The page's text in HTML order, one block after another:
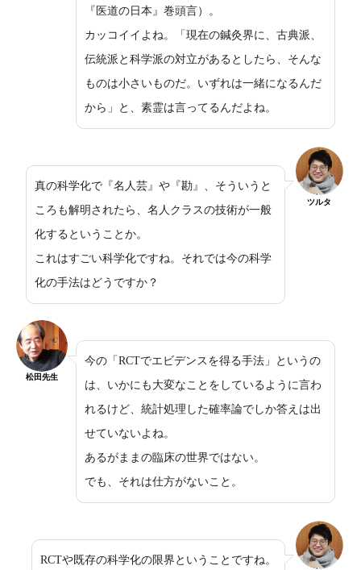
『医道の日本』巻頭言）。
カッコイイよね。「現在の鍼灸界に、古典派、
伝統派と科学派の対立があるとしたら、そんな
ものは小さいものだ。いずれは一緒になるんだ
から」と、素霊は言ってるんだよね。
真の科学化で『名人芸』や『勘』、そういうと
ころも解明されたら、名人クラスの技術が一般
化するということか。
これはすごい科学化ですね。それでは今の科学
化の手法はどうですか？
ツルタ
松田先生
今の「RCTでエビデンスを得る手法」というの
は、いかにも大変なことをしているように言わ
れるけど、統計処理した確率論でしか答えは出
せていないよね。
あるがままの臨床の世界ではない。
でも、それは仕方がないこと。
RCTや既存の科学化の限界ということですね。